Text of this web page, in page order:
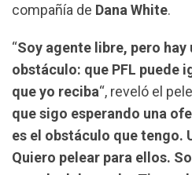
compañía de Dana White.
“Soy agente libre, pero hay
obstáculo: que PFL puede
que yo reciba“, reveló el
que sigo esperando una
es el obstáculo que tengo.
Quiero pelear para ellos.